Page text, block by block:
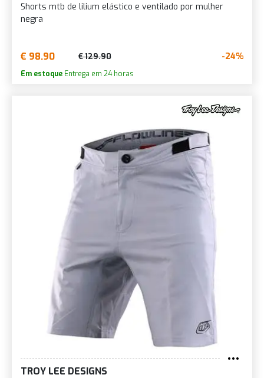
Shorts mtb de lilium elástico e ventilado por mulher
negra
€ 98.90 € 129.90 -24%
Em estoque Entrega em 24 horas
TROY LEE DESIGNS